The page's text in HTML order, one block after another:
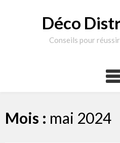
Déco
Conseils pour
Mois : mai 2024